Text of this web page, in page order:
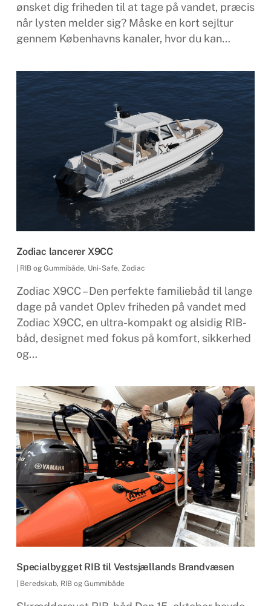
ønsket dig friheden til at tage på vandet, præcis
når lysten melder sig? Måske en kort sejltur
gennem Københavns kanaler, hvor du kan…
Zodiac lancerer X9CC
RIB og Gummibåde, Uni-Safe, Zodiac
Zodiac X9CC – Den perfekte familiebåd til lange
dage på vandet Oplev friheden på vandet med
Zodiac X9CC, en ultra-kompakt og alsidig RIB-
båd, designet med fokus på komfort, sikkerhed
og…
Specialbygget RIB til Vestsjællands Brandvæsen
Beredskab, RIB og Gummibåde